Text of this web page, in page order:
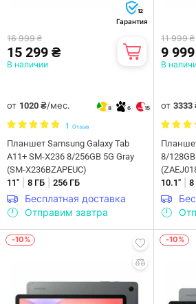
12
Гарантия
16 999 ₴
15 299 ₴
В наличии
от 1020 ₴/мес. 8 6 15
1 Отзыв
Планшет Samsung Galaxy Tab
A11+ SM-X236 8/256GB 5G Gray
(SM-X236BZAPEUC)
11"
8 ГБ 256 ГБ
Бесплатная доставка
Отправим завтра
11 999 ₴
9
В
от 3333
8/
10.1"
8
-10% -10%